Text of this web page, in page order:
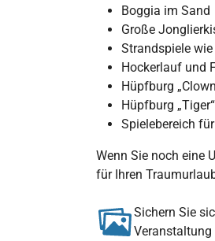
Boggia im Sand
Große
Strandspiele
Hockerlauf und
Hüpfburg
Hüpfburg „Tiger“
Spielebereich
Wenn Sie noch eine
für Ihren
Sichern Sie
Veranstaltung